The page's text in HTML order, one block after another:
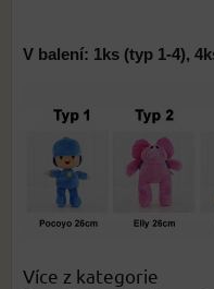
V balení: 1ks (typ 1-4),
Více z kategorie